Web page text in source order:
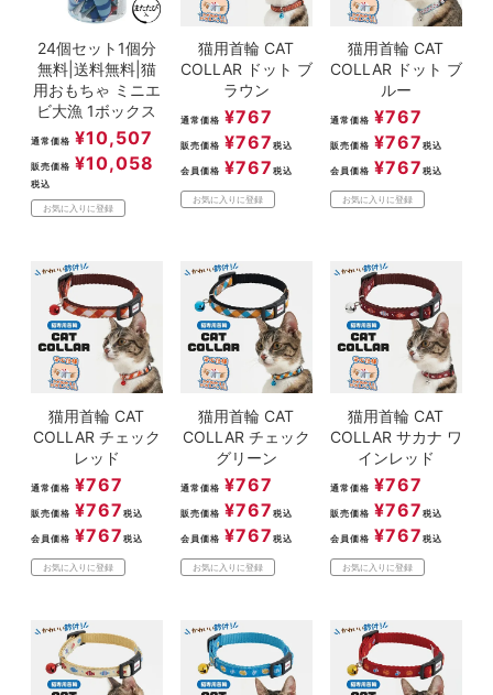
24個セット1個分
無料|送料無料|猫
用おもちゃ ミニエ
ビ大漁 1ボックス
通常価格 ¥10,507
販売価格 ¥10,058
税込
お気に入りに登録
猫用首輪 CAT
COLLAR ドット ブ
ラウン
通常価格 ¥767
販売価格 ¥767 税込
会員価格 ¥767 税込
お気に入りに登録
猫用首輪 CAT
COLLAR ドット ブ
ルー
通常価格 ¥767
販売価格 ¥767 税込
会員価格 ¥767 税込
お気に入りに登録
猫用首輪 CAT
COLLAR チェック
レッド
通常価格 ¥767
販売価格 ¥767 税込
会員価格 ¥767 税込
お気に入りに登録
猫用首輪 CAT
COLLAR チェック
グリーン
通常価格 ¥767
販売価格 ¥767 税込
会員価格 ¥767 税込
お気に入りに登録
猫用首輪 CAT
COLLAR サカナ ワ
インレッド
通常価格 ¥767
販売価格 ¥767 税込
会員価格 ¥767 税込
お気に入りに登録